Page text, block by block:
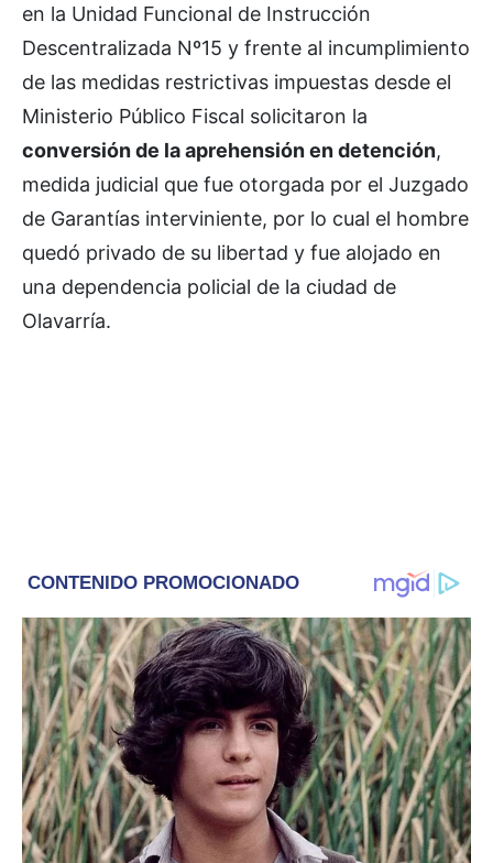
en la Unidad Funcional de Instrucción
Descentralizada Nº15 y frente al incumplimiento
de las medidas restrictivas impuestas desde el
Ministerio Público Fiscal solicitaron la
conversión de la aprehensión en detención,
medida judicial que fue otorgada por el Juzgado
de Garantías interviniente, por lo cual el hombre
quedó privado de su libertad y fue alojado en
una dependencia policial de la ciudad de
Olavarría.